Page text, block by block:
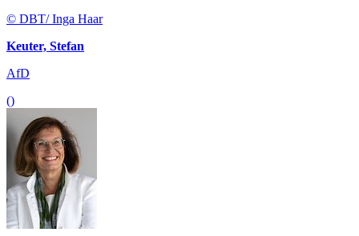
© DBT/ Inga Haar
Keuter, Stefan
AfD
()